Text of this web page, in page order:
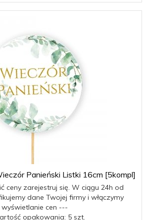
Panieński Listki 16cm [5kompl]
ceny zarejestruj się. W ciągu 24h od
dane Twojej firmy i włączymy
wyświetlanie cen ---
opakowania: 5 szt.